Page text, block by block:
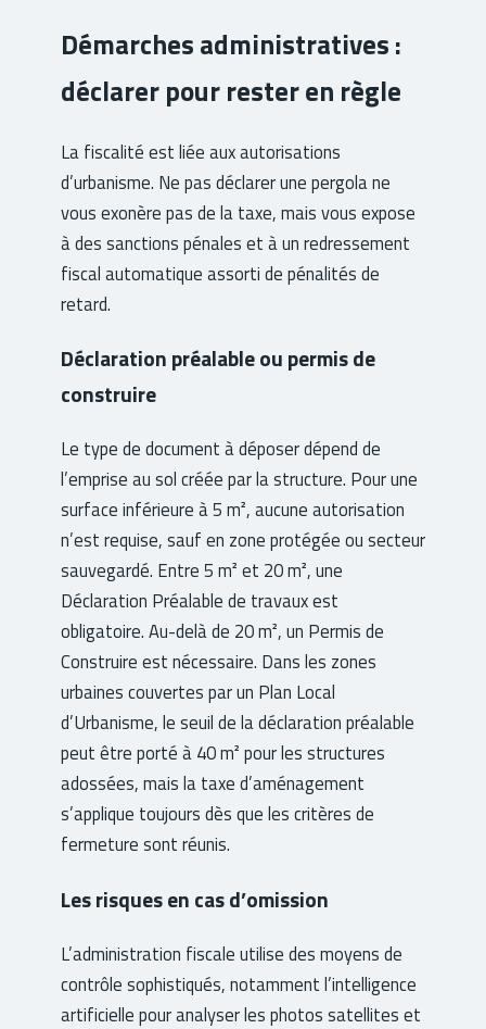
Démarches administratives :
déclarer pour rester en règle
La fiscalité est liée aux autorisations
d’urbanisme. Ne pas déclarer une pergola ne
vous exonère pas de la taxe, mais vous expose
à des sanctions pénales et à un redressement
fiscal automatique assorti de pénalités de
retard.
Déclaration préalable ou permis de
construire
Le type de document à déposer dépend de
l’emprise au sol créée par la structure. Pour une
surface inférieure à 5 m², aucune autorisation
n’est requise, sauf en zone protégée ou secteur
sauvegardé. Entre 5 m² et 20 m², une
Déclaration Préalable de travaux est
obligatoire. Au-delà de 20 m², un Permis de
Construire est nécessaire. Dans les zones
urbaines couvertes par un Plan Local
d’Urbanisme, le seuil de la déclaration préalable
peut être porté à 40 m² pour les structures
adossées, mais la taxe d’aménagement
s’applique toujours dès que les critères de
fermeture sont réunis.
Les risques en cas d’omission
L’administration fiscale utilise des moyens de
contrôle sophistiqués, notamment l’intelligence
artificielle pour analyser les photos satellites et